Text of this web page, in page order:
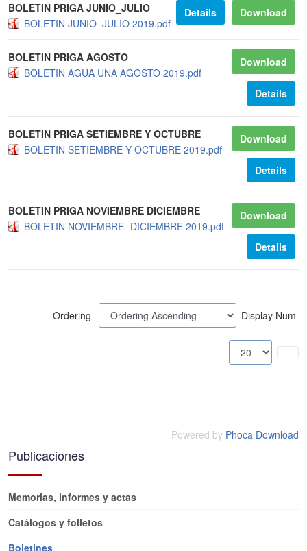
BOLETIN PRIGA JUNIO_JULIO
BOLETIN JUNIO_JULIO 2019.pdf
Download
Details
BOLETIN PRIGA AGOSTO
BOLETIN AGUA UNA AGOSTO 2019.pdf
Download
Details
BOLETIN PRIGA SETIEMBRE Y OCTUBRE
BOLETIN SETIEMBRE Y OCTUBRE 2019.pdf
Download
Details
BOLETIN PRIGA NOVIEMBRE DICIEMBRE
BOLETIN NOVIEMBRE- DICIEMBRE 2019.pdf
Download
Details
Ordering Display Num
Powered by Phoca Download
Publicaciones
Memorias, informes y actas
Catálogos y folletos
Boletines